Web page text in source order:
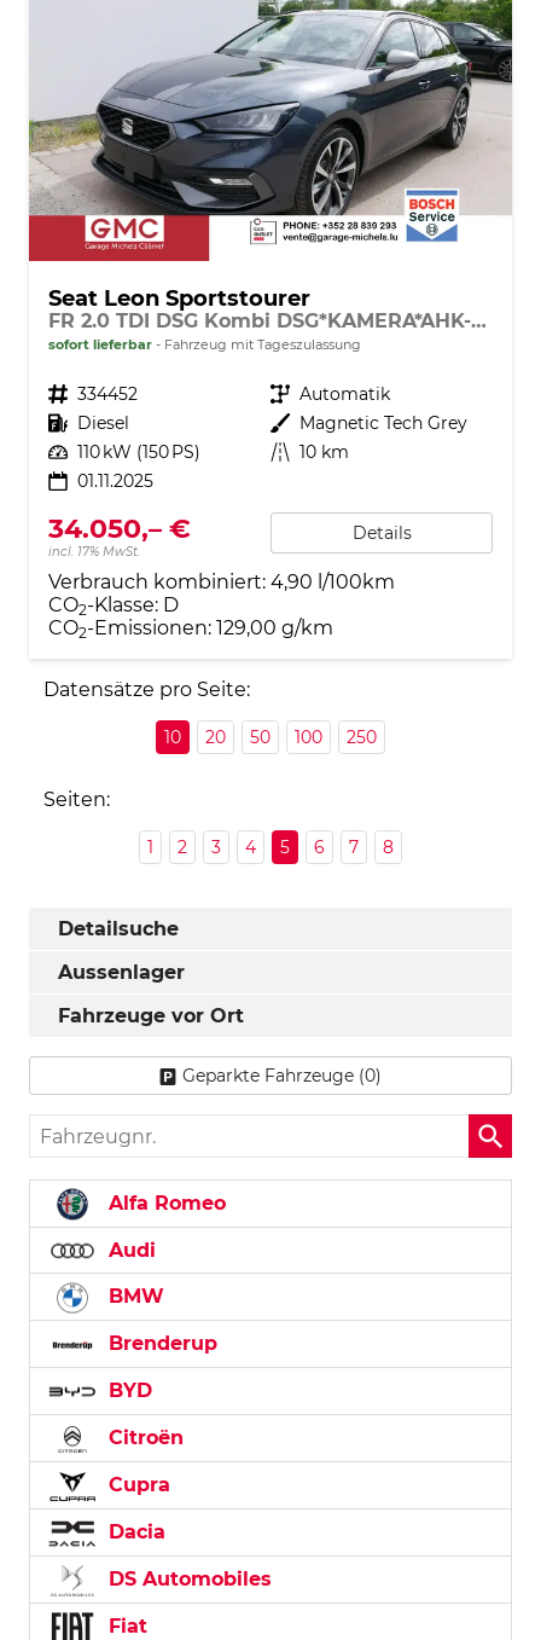
Seat Leon Sportstourer
FR 2.0 TDI DSG Kombi DSG*KAMERA*AHK-SCHWENKBAR*NAVI*TEMPOMAT*WINTERPAKET*
sofort lieferbar Fahrzeug mit Tageszulassung
Fahrzeugnr. 334452 Getriebe Automatik
Kraftstoff Diesel Außenfarbe Magnetic Tech Grey
Leistung 110 kW (150 PS) Kilometerstand 10 km
01.11.2025
34.050,– €
incl. 17% MwSt.
Details
Verbrauch kombiniert: 4,90 l/100km
CO2-Klasse: D
CO2-Emissionen: 129,00 g/km
Datensätze pro Seite:
10 20 50 100 250
Seiten:
1 2 3 4 5 6 7 8
Detailsuche
Aussenlager
Fahrzeuge vor Ort
Geparkte Fahrzeuge (0)
Fahrzeugnr.
Alfa Romeo
Audi
BMW
Brenderup
BYD
Citroën
Cupra
Dacia
DS Automobiles
Fiat